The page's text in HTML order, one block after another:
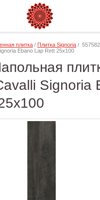
плитка / Плитка Signoria /
Ebano Lap Rett 25x100
Signoria